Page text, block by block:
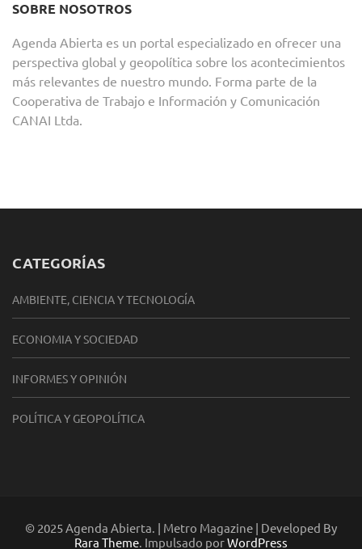
SOBRE NOSOTROS
Agenda Abierta es un portal especializado en ofrecer una
perspectiva global y geopolítica sobre los acontecimientos
más relevantes de nuestro mundo. Forma parte de la
Cooperativa de Trabajo e Información y Comunicación
CANAI Ltda.
CATEGORÍAS
AMBIENTE, CIENCIA Y TECNOLOGÍA
ECONOMIA Y SOCIEDAD
INFORMES Y OPINIÓN
POLÍTICA Y GEOPOLÍTICA
© 2025 Agenda Abierta. | Metro Magazine | Developed By
Rara Theme. Impulsado porWordPress